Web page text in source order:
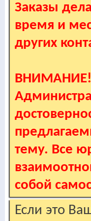
Заказы
время и
других
ВНИМАНИЕ!
тему. Все
собой
Если это